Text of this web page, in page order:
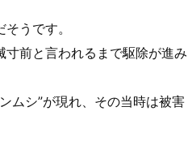
うです。
前と言われるまで駆除が進み
ムシ”が現れ、その当時は被害